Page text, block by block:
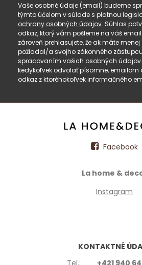
Vaše osobné údaje (email) budeme
týmto účelom v súlade s platnou
ochrany osobných údajov. Súhlas
odkaz, ktorý vám pošleme na váš
zároveň prehlasujete, že ak máte menej
požiadal/a svojho zákonného
spracovaním vašich osobných
kedykoľvek odvolať písomne, emailom
odkaz z ktoréhokoľvek informačného
Facebook
La home &
Instagram
KONTAKTNÉ